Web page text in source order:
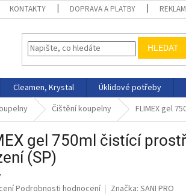
KONTAKTY DOPRAVA A PLATBY
HLEDAT
Cleamen, Krystal Úklidové potřeby
Čištění koupelny FLIMEX gel
gel 750ml čistící
(SP)
Podrobnosti hodnocení Značka: SANI PRO